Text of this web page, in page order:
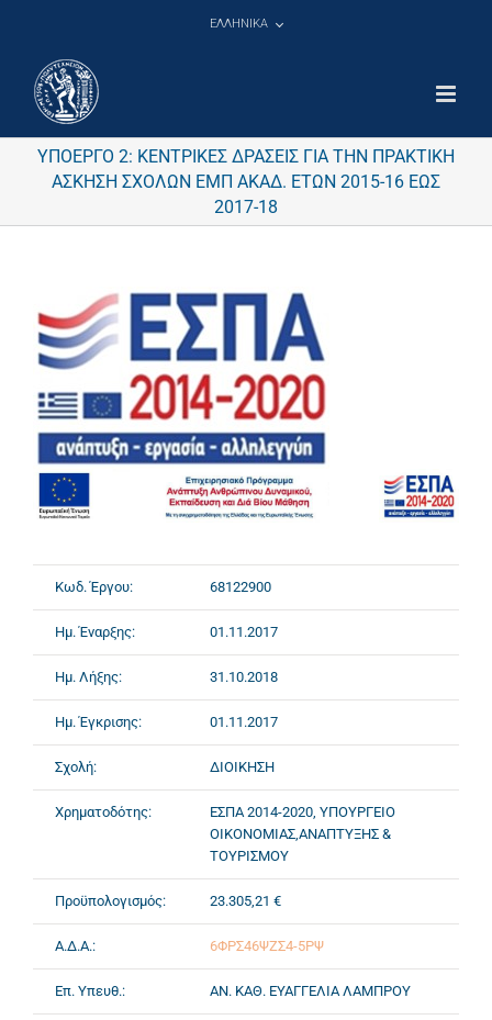
ΕΛΛΗΝΙΚΑ
ΥΠΟΕΡΓΟ 2: ΚΕΝΤΡΙΚΕΣ ΔΡΑΣΕΙΣ ΓΙΑ ΤΗΝ ΠΡΑΚΤΙΚΗ
ΑΣΚΗΣΗ ΣΧΟΛΩΝ ΕΜΠ ΑΚΑΔ. ΕΤΩΝ 2015-16 ΕΩΣ
2017-18
Κωδ. Έργου: 68122900
Ημ. Έναρξης: 01.11.2017
Ημ. Λήξης: 31.10.2018
Ημ. Έγκρισης: 01.11.2017
Σχολή: ΔΙΟΙΚΗΣΗ
Χρηματοδότης:
ΕΣΠΑ 2014-2020, ΥΠΟΥΡΓΕΙΟ
ΟΙΚΟΝΟΜΙΑΣ,ΑΝΑΠΤΥΞΗΣ &
ΤΟΥΡΙΣΜΟΥ
Προϋπολογισμός: 23.305,21 €
Α.Δ.Α.: 6ΦΡΣ46ΨΖΣ4-5ΡΨ
Επ. Υπευθ.: ΑΝ. ΚΑΘ. ΕΥΑΓΓΕΛΙΑ ΛΑΜΠΡΟΥ